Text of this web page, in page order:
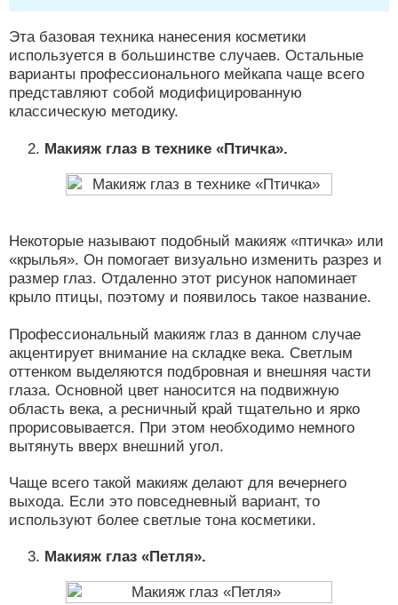
Эта базовая техника нанесения косметики
используется в большинстве случаев. Остальные
варианты профессионального мейкапа чаще всего
представляют собой модифицированную
классическую методику.
Макияж глаз в технике «Птичка».
Некоторые называют подобный макияж «птичка» или
«крылья». Он помогает визуально изменить разрез и
размер глаз. Отдаленно этот рисунок напоминает
крыло птицы, поэтому и появилось такое название.
Профессиональный макияж глаз в данном случае
акцентирует внимание на складке века. Светлым
оттенком выделяются подбровная и внешняя части
глаза. Основной цвет наносится на подвижную
область века, а ресничный край тщательно и ярко
прорисовывается. При этом необходимо немного
вытянуть вверх внешний угол.
Чаще всего такой макияж делают для вечернего
выхода. Если это повседневный вариант, то
используют более светлые тона косметики.
Макияж глаз «Петля».